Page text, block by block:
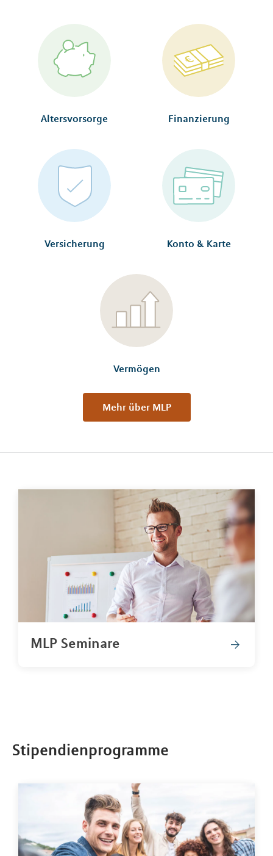
Altersvorsorge Finanzierung
Versicherung Konto & Karte
Vermögen
Mehr über MLP
MLP Seminare
Stipendienprogramme